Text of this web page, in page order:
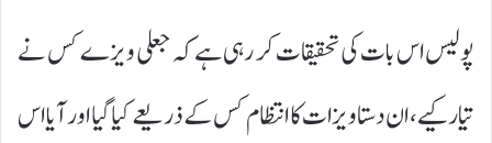
پولیس اس بات کی تحقیقات کر رہی ہے کہ جعلی ویزے کس نے
تیار کیے، ان دستاویزات کا انتظام کس کے ذریعے کیا گیا اور آیا اس